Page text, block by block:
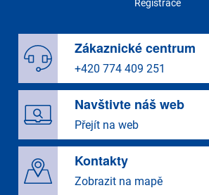
Registrace
Zákaznické centrum
+420 774 409 251
Navštivte náš web
Přejít na web
Kontakty
Zobrazit na mapě